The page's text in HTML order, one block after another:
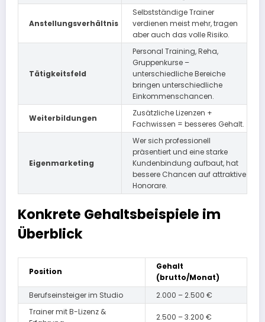
Anstellungsverhältnis
Selbstständige Trainer
verdienen meist mehr, tragen
aber auch das volle Risiko.
Tätigkeitsfeld
Personal Training, Reha,
Gruppenkurse –
unterschiedliche Bereiche
bringen unterschiedliche
Einkommenschancen.
Weiterbildungen
Zusätzliche Lizenzen +
Fachwissen = besseres Gehalt.
Eigenmarketing
Wer sich professionell
präsentiert und eine starke
Kundenbindung aufbaut, hat
bessere Chancen auf attraktive
Honorare.
Konkrete Gehaltsbeispiele im
Überblick
Position
Gehalt
(brutto/Monat)
Berufseinsteiger im Studio
2.000 – 2.500 €
Trainer mit B-Lizenz &
2.500 – 3.200 €